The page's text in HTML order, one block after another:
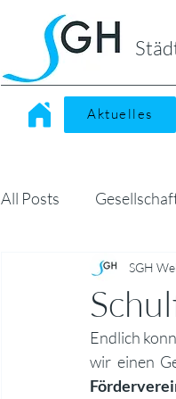
Aktuelles
All Posts
Sonstiges SGH
Endlich
wir einen